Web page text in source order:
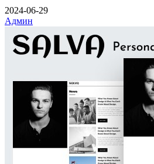
2024-06-29
Админ